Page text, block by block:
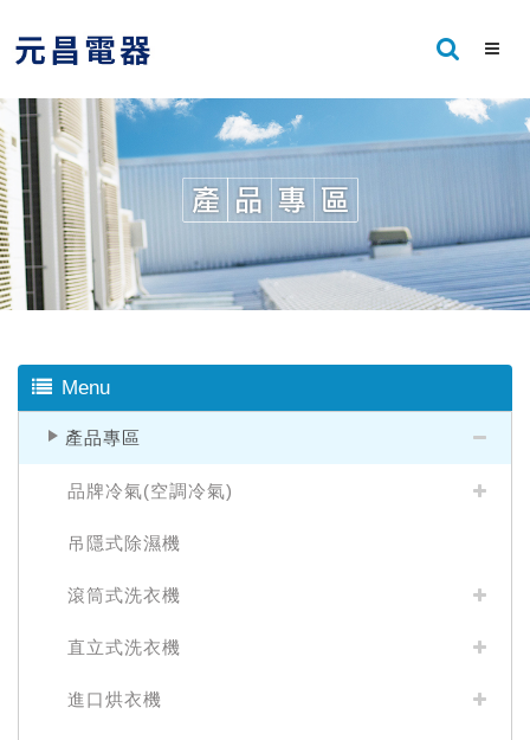
Menu
產品專區
品牌冷氣(空調冷氣)
吊隱式除濕機
滾筒式洗衣機
直立式洗衣機
進口烘衣機